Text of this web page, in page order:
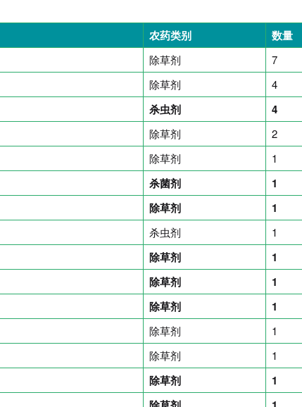
农药类别 数量
除草剂
7
除草剂 4
杀虫剂 4
除草剂
2
除草剂 1
杀菌剂
1
除草剂 1
杀虫剂 1
除草剂
1
除草剂
1
除草剂 1
除草剂
1
除草剂 1
除草剂
1